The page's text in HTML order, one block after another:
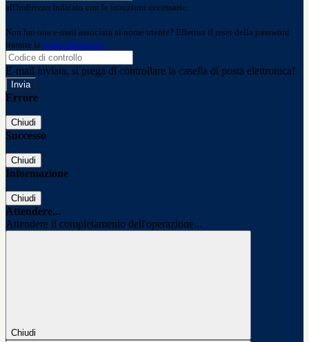
all'indirizzo indicato con le istruzioni necessarie.
Non hai una e-mail associata al nome utente? Effettua il reset della password
tramite la Login Spaggiari
E-mail inviata, si prega di controllare la casella di posta elettronica!
Errore
Chiudi
Successo
Chiudi
Informazione
Chiudi
Attendere...
Attendere il completamento dell'operazione...
Chiudi